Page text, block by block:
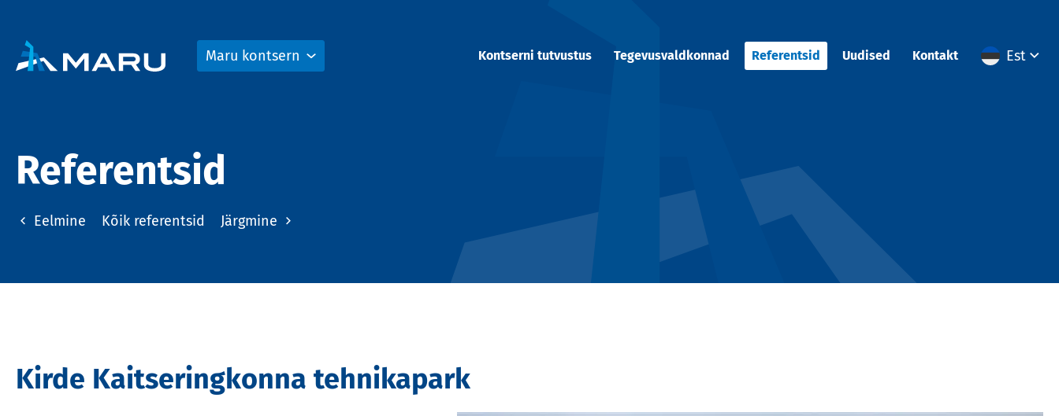
Maru kontsern Kontserni tutvustus Tegevusvaldkonnad Referentsid Uudised Kontakt Est
Referentsid
Eelmine Kõik referentsid Järgmine
Kirde Kaitseringkonna tehnikapark